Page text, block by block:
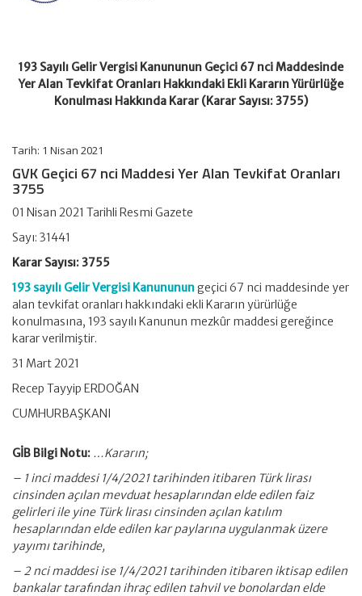
193 Sayılı Gelir Vergisi Kanununun Geçici 67 nci Maddesinde
Yer Alan Tevkifat Oranları Hakkındaki Ekli Kararın Yürürlüğe
Konulması Hakkında Karar (Karar Sayısı: 3755)
Tarih: 1 Nisan 2021
GVK Geçici 67 nci Maddesi Yer Alan Tevkifat Oranları
3755
01 Nisan 2021 Tarihli Resmi Gazete
Sayı: 31441
Karar Sayısı: 3755
193 sayılı Gelir Vergisi Kanununungeçici 67 nci maddesinde yer
alan tevkifat oranları hakkındaki ekli Kararın yürürlüğe
konulmasına, 193 sayılı Kanunun mezkûr maddesi gereğince
karar verilmiştir.
31 Mart 2021
Recep Tayyip ERDOĞAN
CUMHURBAŞKANI
GİB Bilgi Notu: …Kararın;
– 1 inci maddesi 1/4/2021 tarihinden itibaren Türk lirası
cinsinden açılan mevduat hesaplarından elde edilen faiz
gelirleri ile yine Türk lirası cinsinden açılan katılım
hesaplarından elde edilen kar paylarına uygulanmak üzere
yayımı tarihinde,
– 2 nci maddesi ise 1/4/2021 tarihinden itibaren iktisap edilen
bankalar tarafından ihraç edilen tahvil ve bonolardan elde